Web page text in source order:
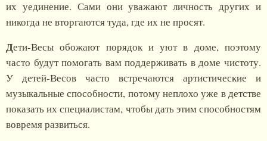
их уединение. Сами они уважают личность других и
никогда не вторгаются туда, где их не просят.
Дети-Весы обожают порядок и уют в доме, поэтому
часто будут помогать вам поддерживать в доме чистоту.
У детей-Весов часто встречаются артистические и
музыкальные способности, потому неплохо уже в детстве
показать их специалистам, чтобы дать этим способностям
вовремя развиться.